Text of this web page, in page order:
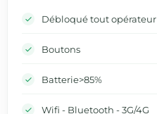
Débloqué tout opérateur
Boutons
Batterie>85%
Wifi - Bluetooth - 3G/4G